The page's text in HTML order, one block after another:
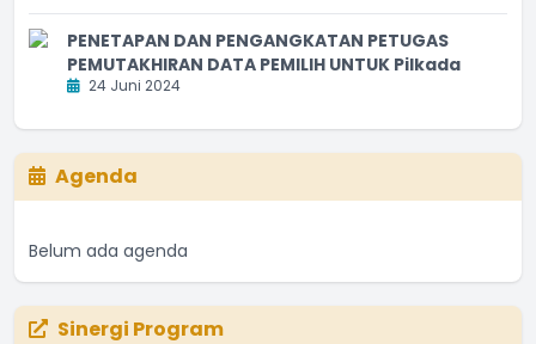
PENETAPAN DAN PENGANGKATAN PETUGAS
PEMUTAKHIRAN DATA PEMILIH UNTUK Pilkada
24 Juni 2024
Agenda
Belum ada agenda
Sinergi Program